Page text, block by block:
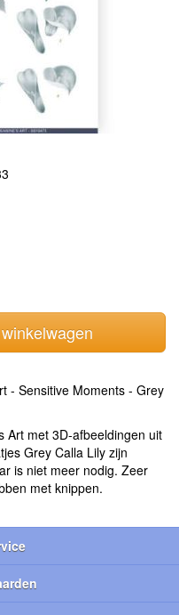
- Sensitive Moments - Grey
Art met 3D-afbeeldingen uit
Grey Calla Lily zijn
is niet meer nodig. Zeer
met knippen.